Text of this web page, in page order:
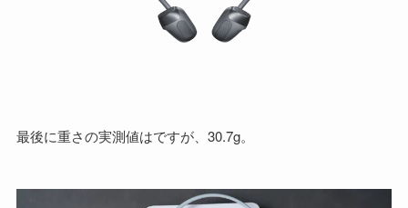
最後に重さの実測値はですが、30.7g。